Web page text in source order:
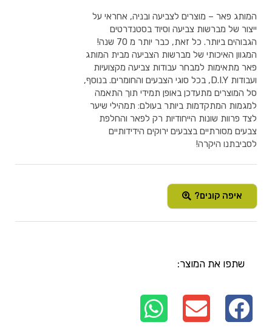
המותג פאר – מוצרים לצביעה ובניה, אחראי על
ייצור של מברשות צביעה וסיוד בסטנדרטים
הגבוהים ביותר. כל זאת, כבר יותר מ 70 שנה!
המגוון האיכותי של מברשות הצביעה מבית המותג
פאר מתאימות למבחר עבודות צביעה מקצועיות
ועבודות D.I.Y, בכל סוגי הצבעים והחומרים. בנוסף,
סל המוצרים מתעדכן באופן תמידי תוך התאמה
למגמות המתקדמות ביותר בעולם: תמהילי שיער
לצד פרוות שונות הייחודיות רק לפאר והחלפת
צבעים מסורתיים בצבעים ירוקים הידידותיים
לסביבתנו היקרה!
איפה קונים?
שתפו את המוצר: